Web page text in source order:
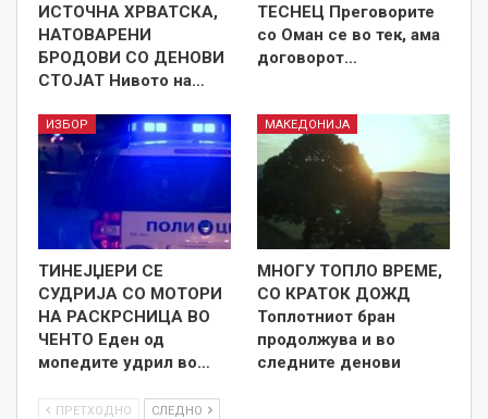
ИСТОЧНА ХРВАТСКА,
НАТОВАРЕНИ
БРОДОВИ СО ДЕНОВИ
СТОЈАТ Нивото на…
ТЕСНЕЦ Преговорите
со Оман се во тек, ама
договорот…
ИЗБОР
ТИНЕЈЏЕРИ СЕ
СУДРИЈА СО МОТОРИ
НА РАСКРСНИЦА ВО
ЧЕНТО Еден од
мопедите удрил во…
МАКЕДОНИЈА
МНОГУ ТОПЛО ВРЕМЕ,
СО КРАТОК ДОЖД
Топлотниот бран
продолжува и во
следните денови
ПРЕТХОДНО СЛЕДНО